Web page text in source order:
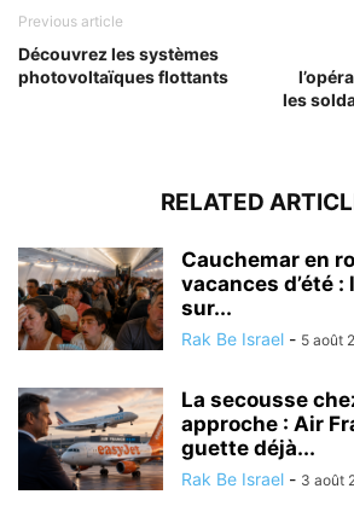
Previous article
Découvrez les systèmes
photovoltaïques flottants
les
RELATED
Cauchemar en
vacances d’été
sur...
Rak Be Israel - 5 août
La secousse
approche : Air
guette déjà...
Rak Be Israel - 3 août